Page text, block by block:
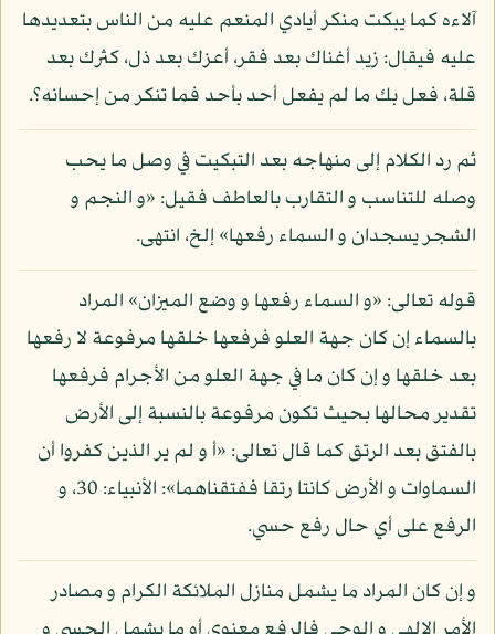
آلاءه كما يبكت منكر أيادي المنعم عليه من الناس بتعديدها
عليه فيقال: زيد أغناك بعد فقر، أعزك بعد ذل، كثرك بعد
قلة، فعل بك ما لم يفعل أحد بأحد فما تنكر من إحسانه؟.
ثم رد الكلام إلى منهاجه بعد التبكيت في وصل ما يحب
وصله للتناسب و التقارب بالعاطف فقيل: «و النجم و
الشجر يسجدان و السماء رفعها» إلخ، انتهى.
قوله تعالى: «و السماء رفعها و وضع الميزان» المراد
بالسماء إن كان جهة العلو فرفعها خلقها مرفوعة لا رفعها
بعد خلقها و إن كان ما في جهة العلو من الأجرام فرفعها
تقدير محالها بحيث تكون مرفوعة بالنسبة إلى الأرض
بالفتق بعد الرتق كما قال تعالى: «أ و لم ير الذين كفروا أن
السماوات و الأرض كانتا رتقا ففتقناهما»: الأنبياء: 30، و
الرفع على أي حال رفع حسي.
و إن كان المراد ما يشمل منازل الملائكة الكرام و مصادر